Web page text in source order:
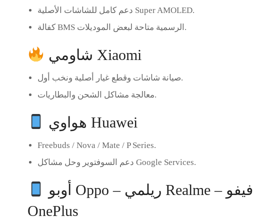
دعم كامل للشاشات الأصلية Super AMOLED.
كفالة BMS الرسمية متاحة لبعض الموديلات.
شاومي Xiaomi
صيانة شاشات وقطع غيار أصلية ونخب أول.
معالجة مشاكل الشحن والبطاريات.
هواوي Huawei
Freebuds / Nova / Mate / P Series.
دعم السوفتوير وحل مشاكل Google Services.
OnePlus